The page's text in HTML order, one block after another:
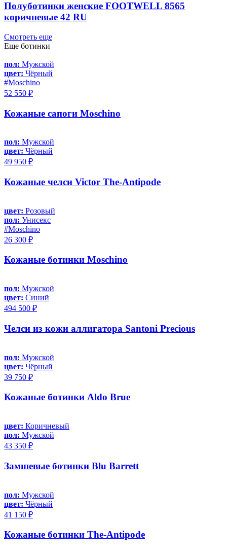
Полуботинки женские FOOTWELL 8565
коричневые 42 RU
Смотреть еще
Еще ботинки
пол: Мужской
цвет: Чёрный
#Moschino
52 550 ₽
Кожаные сапоги Moschino
пол: Мужской
цвет: Чёрный
49 950 ₽
Кожаные челси Victor The-Antipode
цвет: Розовый
пол: Унисекс
#Moschino
26 300 ₽
Кожаные ботинки Moschino
пол: Мужской
цвет: Синий
494 500 ₽
Челси из кожи аллигатора Santoni Precious
пол: Мужской
цвет: Чёрный
39 750 ₽
Кожаные ботинки Aldo Brue
цвет: Коричневый
пол: Мужской
43 350 ₽
Замшевые ботинки Blu Barrett
пол: Мужской
цвет: Чёрный
41 150 ₽
Кожаные ботинки The-Antipode